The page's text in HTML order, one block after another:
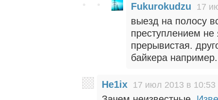
Fukurokudzu 17
выезд на полосу
преступлением
прерывистая.
байкера например.
He1ix 17 июл 2013 в 10:53